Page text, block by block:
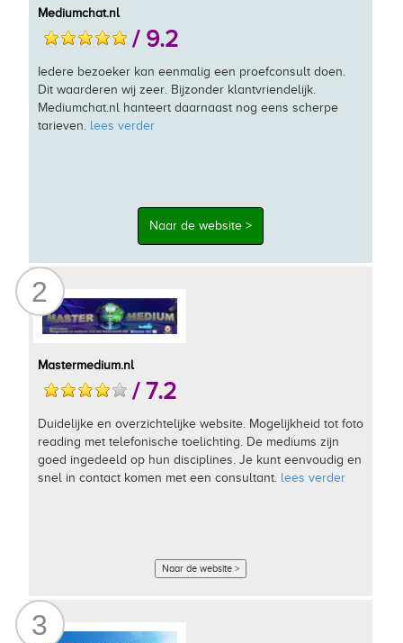
Mediumchat.nl
/ 9.2
Iedere bezoeker kan eenmalig een proefconsult doen.
Dit waarderen wij zeer. Bijzonder klantvriendelijk.
Mediumchat.nl hanteert daarnaast nog eens scherpe
tarieven. lees verder
Naar de website >
2
Mastermedium.nl
/ 7.2
Duidelijke en overzichtelijke website. Mogelijkheid tot foto
reading met telefonische toelichting. De mediums zijn
goed ingedeeld op hun disciplines. Je kunt eenvoudig en
snel in contact komen met een consultant. lees verder
Naar de website >
3